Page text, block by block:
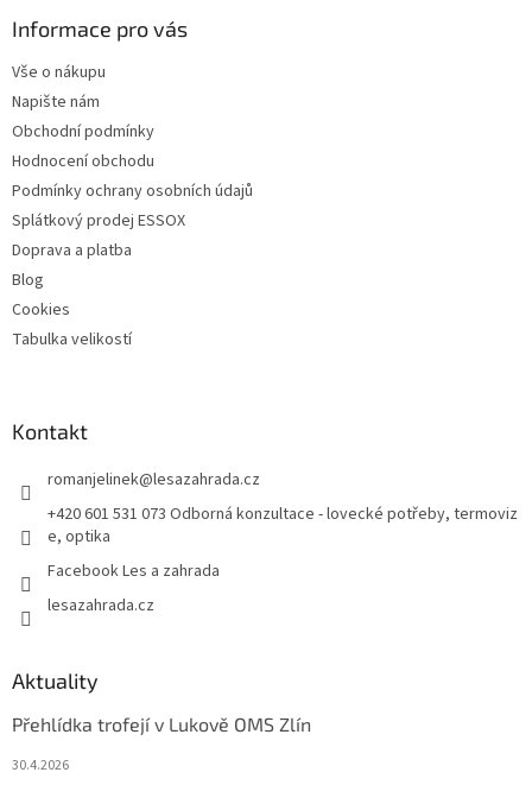
Informace pro vás
Vše o nákupu
Napište nám
Obchodní podmínky
Hodnocení obchodu
Podmínky ochrany osobních údajů
Splátkový prodej ESSOX
Doprava a platba
Blog
Cookies
Tabulka velikostí
Kontakt
romanjelinek@lesazahrada.cz
+420 601 531 073 Odborná konzultace - lovecké potřeby, termoviz
e, optika
Facebook Les a zahrada
lesazahrada.cz
Aktuality
Přehlídka trofejí v Lukově OMS Zlín
30.4.2026